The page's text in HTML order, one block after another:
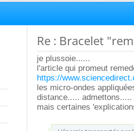
Re : Bracelet
je plussoie......
l'article qui promeut
https://
les micro-ondes
distance..... admettons.....
mais certaines